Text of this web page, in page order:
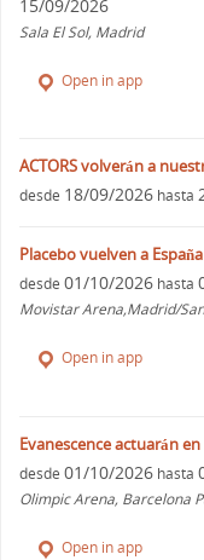
15/09/2026
Sala El Sol, Madrid
Open in app
ACTORS volverán a
desde 18/09/2026 hasta
Placebo vuelven a
desde 01/10/2026 hasta
Movistar Arena,Madrid/
Open in app
Evanescence actuarán
desde 01/10/2026 hasta
Olimpic Arena, Barcelona
Open in app